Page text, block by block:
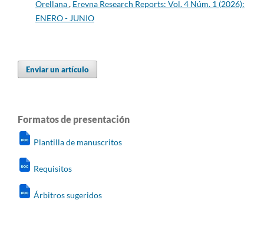
Orellana, Erevna Research Reports: Vol. 4 Núm. 1 (2026):
ENERO - JUNIO
Enviar un artículo
Formatos de presentación
Plantilla de manuscritos
Requisitos
Árbitros sugeridos